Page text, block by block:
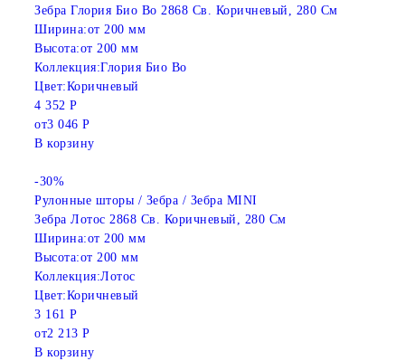
Зебра Глория Био Bo 2868 Св. Коричневый, 280 См
Ширина:от 200 мм
Высота:от 200 мм
Коллекция:Глория Био Во
Цвет:Коричневый
4 352 Р
от3 046 Р
В корзину
-30%
Рулонные шторы / Зебра / Зебра MINI
Зебра Лотос 2868 Св. Коричневый, 280 См
Ширина:от 200 мм
Высота:от 200 мм
Коллекция:Лотос
Цвет:Коричневый
3 161 Р
от2 213 Р
В корзину